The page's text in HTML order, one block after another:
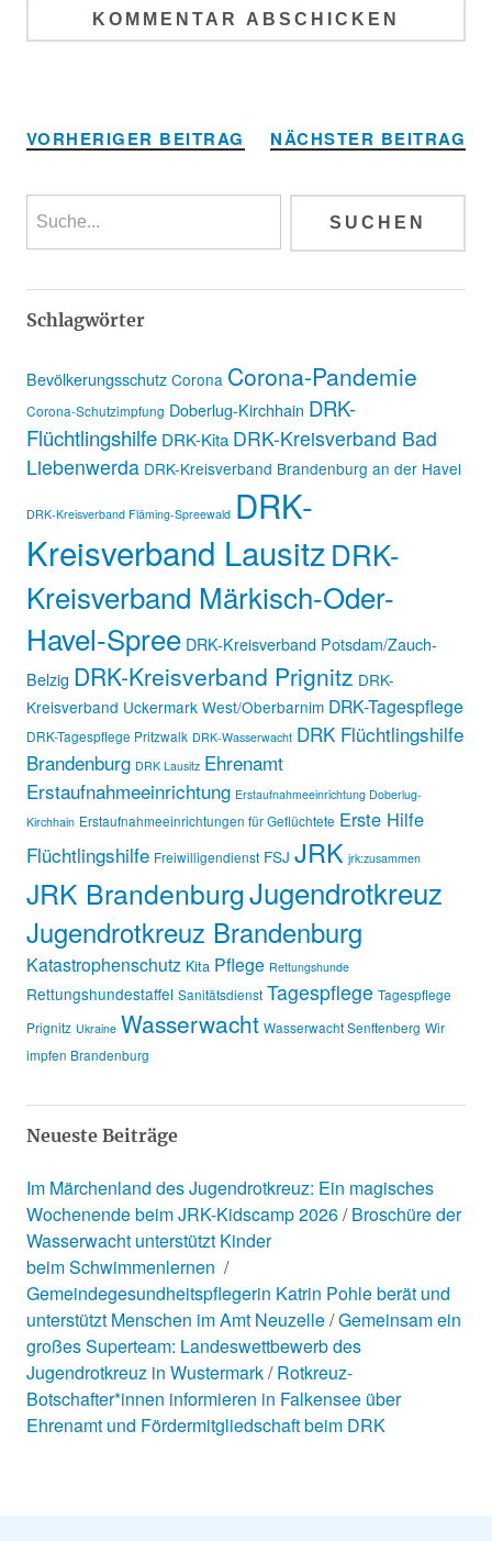
VORHERIGER BEITRAG NÄCHSTER BEITRAG
Schlagwörter
Bevölkerungsschutz Corona Corona-Pandemie
Corona-Schutzimpfung Doberlug-Kirchhain DRK-
Flüchtlingshilfe DRK-Kita DRK-Kreisverband Bad
Liebenwerda DRK-Kreisverband Brandenburg an der Havel
DRK-Kreisverband Fläming-Spreewald DRK-
Kreisverband LausitzDRK-
Kreisverband Märkisch-Oder-
Havel-Spree DRK-Kreisverband Potsdam/Zauch-
Belzig DRK-Kreisverband Prignitz DRK-
Kreisverband Uckermark West/Oberbarnim DRK-Tagespflege
DRK-Tagespflege Pritzwalk DRK-Wasserwacht DRK Flüchtlingshilfe
Brandenburg DRK Lausitz Ehrenamt
Erstaufnahmeeinrichtung Erstaufnahmeeinrichtung Doberlug-
Kirchhain Erstaufnahmeeinrichtungen für Geflüchtete Erste Hilfe
Flüchtlingshilfe Freiwilligendienst FSJ JRK jrk:zusammen
JRK BrandenburgJugendrotkreuz
Jugendrotkreuz Brandenburg
Katastrophenschutz Kita Pflege Rettungshunde
Rettungshundestaffel Sanitätsdienst Tagespflege Tagespflege
Prignitz Ukraine Wasserwacht Wasserwacht Senftenberg Wir
impfen Brandenburg
Neueste Beiträge
Im Märchenland des Jugendrotkreuz: Ein magisches
Wochenende beim JRK-Kidscamp 2026 Broschüre der
Wasserwacht unterstützt Kinder
beim Schwimmenlernen
Gemeindegesundheitspflegerin Katrin Pohle berät und
unterstützt Menschen im Amt Neuzelle Gemeinsam ein
großes Superteam: Landeswettbewerb des
Jugendrotkreuz in Wustermark Rotkreuz-
Botschafter*innen informieren in Falkensee über
Ehrenamt und Fördermitgliedschaft beim DRK